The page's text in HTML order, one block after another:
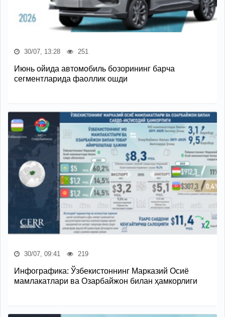
30/07, 13:28 251
Июнь ойида автомобиль бозорининг барча
сегментларида фаоллик ошди
30/07, 09:41 219
Инфографика: Ўзбекистоннинг Марказий Осиё
мамлакатлари ва Озарбайжон билан ҳамкорлиги